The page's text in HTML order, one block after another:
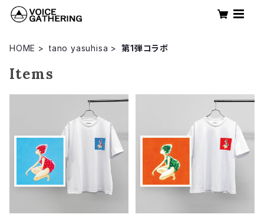
HOME tano yasuhisa 第1弾コラボ
Items